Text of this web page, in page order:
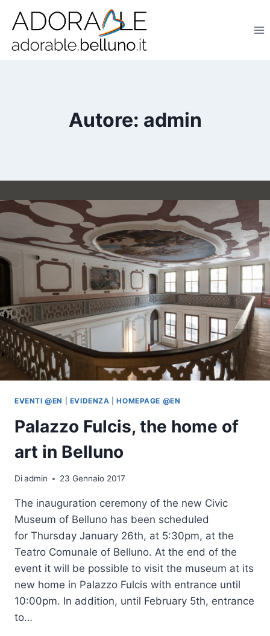
contenuto
Autore: admin
EVENTI @EN EVIDENZA |HOMEPAGE @EN
Palazzo Fulcis, the home of
art in Belluno
Diadmin 23 Gennaio 2017
The inauguration ceremony of the new Civic
Museum of Belluno has been scheduled
for Thursday January 26th, at 5:30pm, at the
Teatro Comunale of Belluno. At the end of the
event it will be possible to visit the museum at its
new home in Palazzo Fulcis with entrance until
10:00pm. In addition, until February 5th, entrance
to…